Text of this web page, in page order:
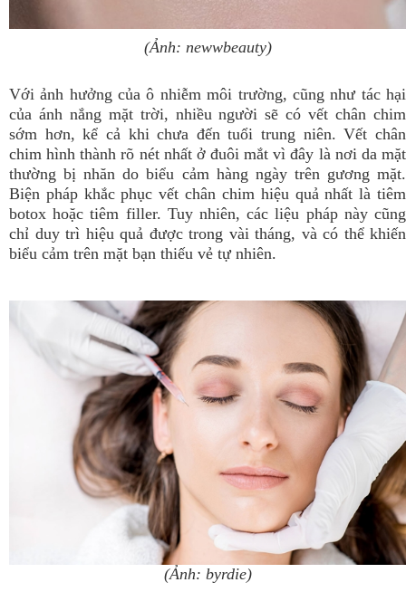
(Ảnh: newwbeauty)
Với ảnh hưởng của ô nhiễm môi trường, cũng như tác hại
của ánh nắng mặt trời, nhiều người sẽ có vết chân chim
sớm hơn, kể cả khi chưa đến tuổi trung niên. Vết chân
chim hình thành rõ nét nhất ở đuôi mắt vì đây là nơi da mặt
thường bị nhăn do biểu cảm hàng ngày trên gương mặt.
Biện pháp khắc phục vết chân chim hiệu quả nhất là tiêm
botox hoặc tiêm filler. Tuy nhiên, các liệu pháp này cũng
chỉ duy trì hiệu quả được trong vài tháng, và có thể khiến
biểu cảm trên mặt bạn thiếu vẻ tự nhiên.
(Ảnh: byrdie)